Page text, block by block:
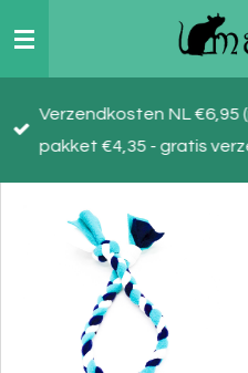
Ga
de
hoofdinhoud
Verzendkosten NL €6,95
pakket €4,35 - gratis